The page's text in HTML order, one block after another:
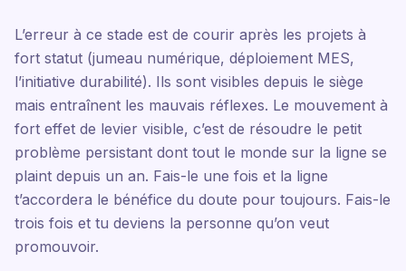
L’erreur à ce stade est de courir après les projets à
fort statut (jumeau numérique, déploiement MES,
l’initiative durabilité). Ils sont visibles depuis le siège
mais entraînent les mauvais réflexes. Le mouvement à
fort effet de levier visible, c’est de résoudre le petit
problème persistant dont tout le monde sur la ligne se
plaint depuis un an. Fais-le une fois et la ligne
t’accordera le bénéfice du doute pour toujours. Fais-le
trois fois et tu deviens la personne qu’on veut
promouvoir.